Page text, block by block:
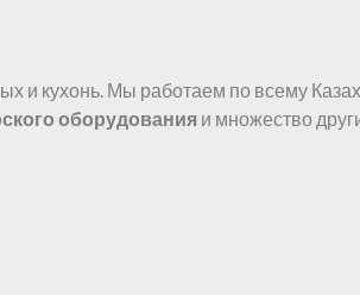
и кухонь. Мы работаем по всему
оборудования и множество